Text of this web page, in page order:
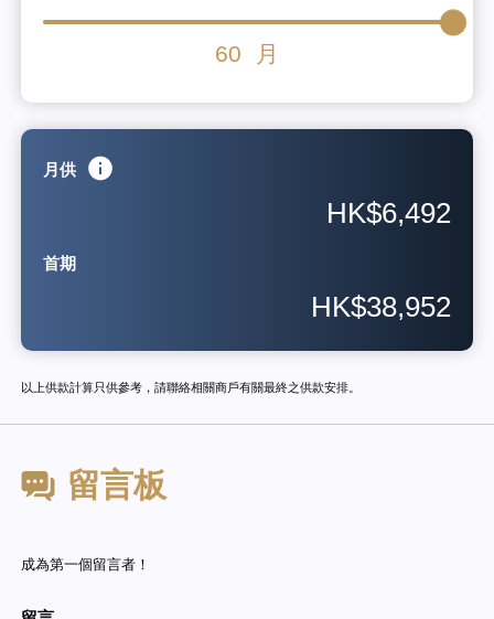
60 月
月供
HK$6,492
首期
HK$38,952
以上供款計算只供參考，請聯絡相關商戶有關最終之供款安排。
留言板
成為第一個留言者！